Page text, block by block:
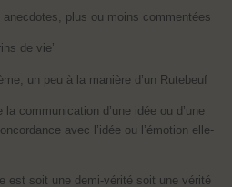
plus ou moins commentées
de vie’
un peu à la manière d’un Rutebeuf
communication d’une idée ou d’une
avec l’idée ou l’émotion elle-
est soit une demi-vérité soit une vérité